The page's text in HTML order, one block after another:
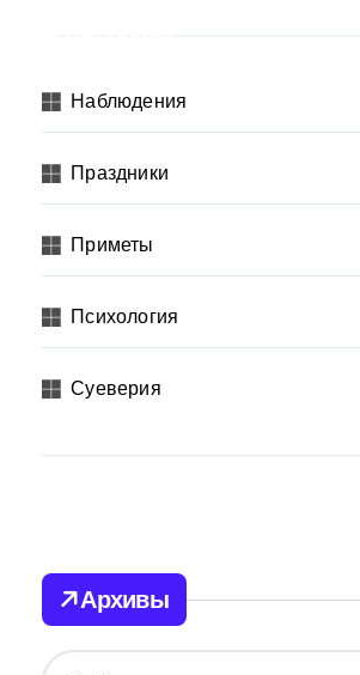
Наблюдения
Праздники
Приметы
Психология
Суеверия
Архивы
А